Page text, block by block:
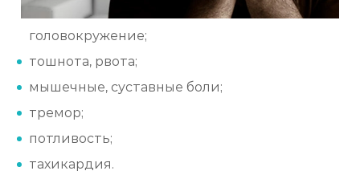
головокружение;
тошнота, рвота;
мышечные, суставные боли;
тремор;
потливость;
тахикардия.